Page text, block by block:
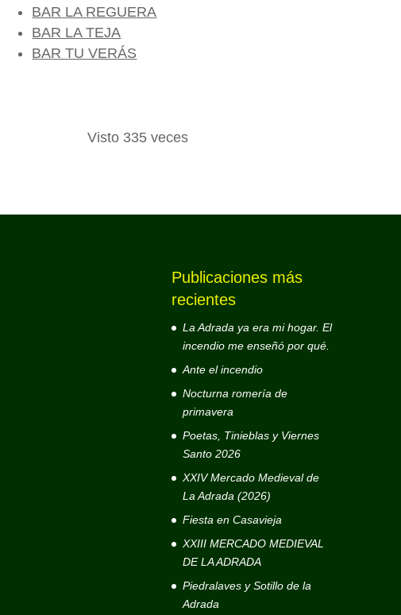
BAR LA REGUERA
BAR LA TEJA
BAR TU VERÁS
Visto 335 veces
Publicaciones más
recientes
La Adrada ya era mi hogar. El
incendio me enseñó por qué.
Ante el incendio
Nocturna romería de
primavera
Poetas, Tinieblas y Viernes
Santo 2026
XXIV Mercado Medieval de
La Adrada (2026)
Fiesta en Casavieja
XXIII MERCADO MEDIEVAL
DE LA ADRADA
Piedralaves y Sotillo de la
Adrada